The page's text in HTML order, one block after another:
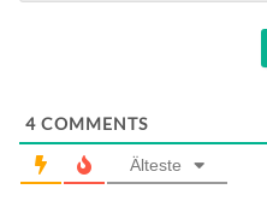
4 COMMENTS
Älteste